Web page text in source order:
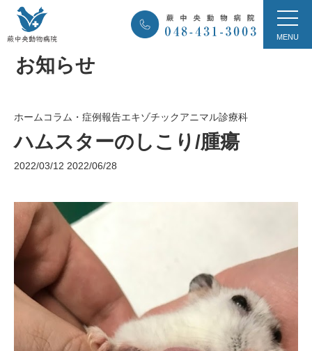
お知らせ
ホーム コラム・症例報告エキゾチックアニマル診療科
ハムスターのしこり/腫瘍
2022/03/12 2022/06/28